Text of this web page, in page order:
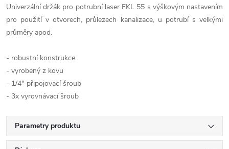
Univerzální držák pro potrubní laser FKL 55 s výškovým nastavením
pro použití v otvorech, průlezech kanalizace, u potrubí s velkými
průměry apod.
- robustní konstrukce
- vyrobený z kovu
- 1/4" připojovací šroub
- 3x vyrovnávací šroub
Parametry produktu